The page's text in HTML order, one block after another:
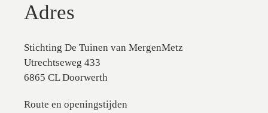
Adres
Stichting De Tuinen van MergenMetz
Utrechtseweg 433
6865 CL Doorwerth
Route en openingstijden